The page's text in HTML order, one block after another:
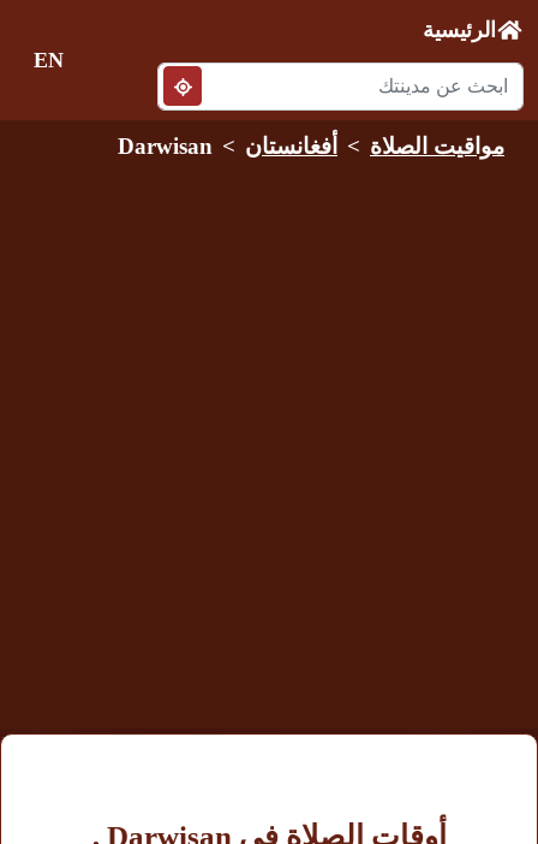
الرئيسية
EN
مواقيت الصلاة أفغانستان Darwisan
أوقات الصلاة فى Darwisan ,